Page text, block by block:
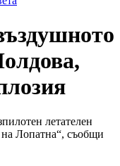
летателен
на Лопатна“, съобщи